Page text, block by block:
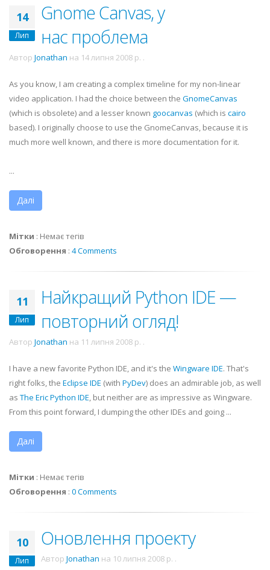
14
Лип
Gnome Canvas, у
нас проблема
Автор Jonathan на 14 липня 2008 р. .
As you know, I am creating a complex timeline for my non-linear
video application. I had the choice between the GnomeCanvas
(which is obsolete) and a lesser known goocanvas (which is cairo
based). I originally choose to use the GnomeCanvas, because it is
much more well known, and there is more documentation for it.
...
Далі
Мітки : Немає тегів
Обговорення : 4 Comments
11
Лип
Найкращий Python IDE —
повторний огляд!
Автор Jonathan на 11 липня 2008 р. .
I have a new favorite Python IDE, and it's the Wingware IDE. That's
right folks, the Eclipse IDE (with PyDev) does an admirable job, as well
as The Eric Python IDE, but neither are as impressive as Wingware.
From this point forward, I dumping the other IDEs and going ...
Далі
Мітки : Немає тегів
Обговорення : 0 Comments
10
Лип
Оновлення проекту
Автор Jonathan на 10 липня 2008 р. .